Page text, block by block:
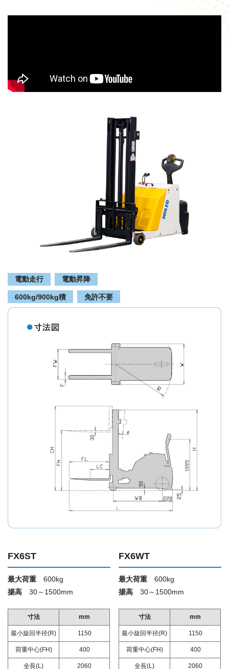
電動走行 電動昇降
600kg/900kg積 免許不要
FX6ST
最大荷重 600kg
揚高 30～1500mm
寸法 mm
最小旋回半径(R) 1150
荷重中心(FH) 400
全長(L) 2060
FX6WT
最大荷重 600kg
揚高 30～1500mm
寸法 mm
最小旋回半径(R) 1150
荷重中心(FH) 400
全長(L) 2060